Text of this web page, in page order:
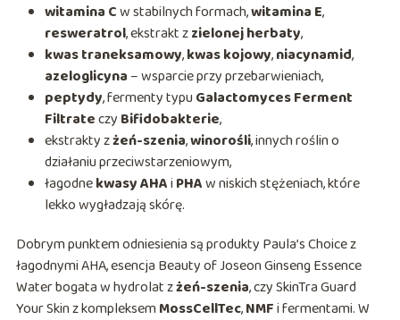
witamina Cw stabilnych formach,witamina E,
resweratrol, ekstrakt zzielonej herbaty,
kwas traneksamowy,kwas kojowy,niacynamid,
azeloglicyna – wsparcie przy przebarwieniach,
peptydy, fermenty typuGalactomyces Ferment
Filtrateczy Bifidobakterie,
ekstrakty zżeń-szenia,winorośli, innych roślin o
działaniu przeciwstarzeniowym,
łagodnekwasy AHAi PHAw niskich stężeniach, które
lekko wygładzają skórę.
Dobrym punktem odniesienia są produkty Paula’s Choice z
łagodnymi AHA, esencja Beauty of Joseon Ginseng Essence
Water bogata w hydrolat zżeń-szenia, czy SkinTra Guard
Your Skin z kompleksemMossCellTec,NMFi fermentami. W